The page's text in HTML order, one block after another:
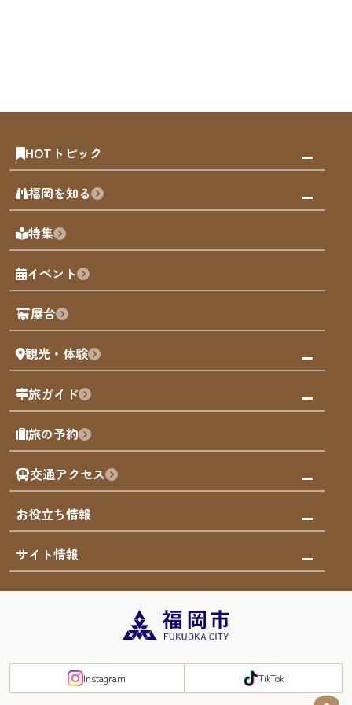
HOTトピック
みんなの旅行記
天神エリア
博多旧市街
福岡城
歴史・文化
福岡を知る
福岡の見どころ
福岡の魅力
観光カレンダー
観光PR動画
まち歩き
福岡グルメ
福岡を楽しむ
福岡のアート
福岡のナイトタイム
福岡の歴史・文化
サステナブルツーリズム
福岡検定
よかなび音声ガイド
FUKUOKA EAST&WEST COAST
特集
イベント
屋台
観光・体験
観る・遊ぶ
屋台
買う
体験
泊まる
旅ガイド
モデルコース
AIおまかせコース
オリジナルプラン
みんなの旅行記
旅の予約
交通アクセス
市内交通ガイド
お得なチケット
お役立ち情報
お知らせ
災害情報
サイト情報
まち歩き・体験プログラム掲載申込
Instagram TikTok